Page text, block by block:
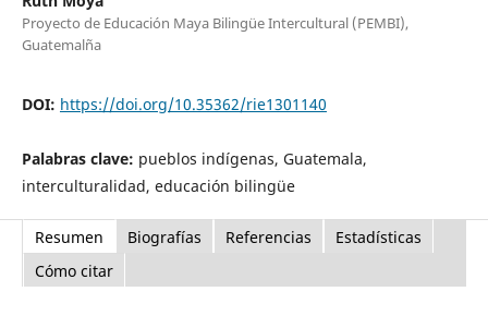
Proyecto de Educación Maya Bilingüe Intercultural (PEMBI),
Guatemalña
DOI: https://doi.org/10.35362/rie1301140
Palabras clave: pueblos indígenas, Guatemala,
interculturalidad, educación bilingüe
Resumen Biografías Referencias
Estadísticas
Cómo citar